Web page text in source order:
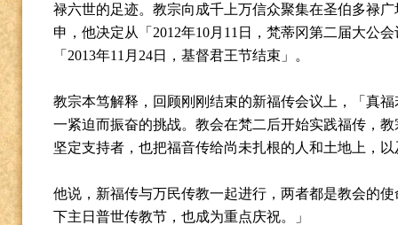
禄六世的足迹。教宗向成千上万信众聚集在圣伯多禄
申，他决定从「 2012年10月 11 日，梵蒂冈第二届大公
「 2013年11 月 24日，基督君王节结束」。
教宗本笃解释，回顾刚刚结束的新福传会议上，「真
一紧迫而振奋的挑战。教会在梵二后开始实践福传，
坚定支持者，也把福音传给尚未扎根的人和土地上，
他说，新福传与万民传教一起进行，两者都是教会的
下主日普世传教节，也成为重点庆祝。」